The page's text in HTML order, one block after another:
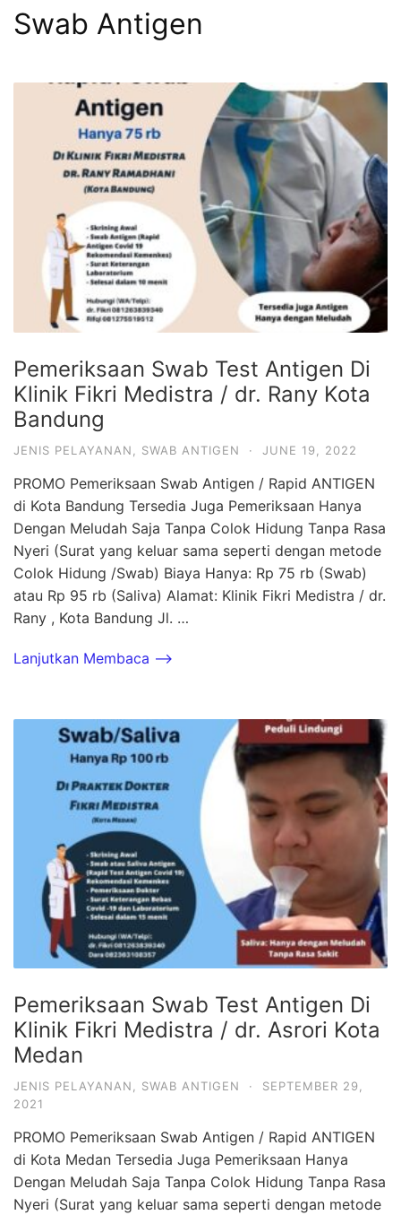
Swab Antigen
Pemeriksaan Swab Test Antigen Di
Klinik Fikri Medistra / dr. Rany Kota
Bandung
JENIS PELAYANAN SWAB ANTIGEN · JUNE 19, 2022
PROMO Pemeriksaan Swab Antigen / Rapid ANTIGEN
di Kota Bandung Tersedia Juga Pemeriksaan Hanya
Dengan Meludah Saja Tanpa Colok Hidung Tanpa Rasa
Nyeri (Surat yang keluar sama seperti dengan metode
Colok Hidung /Swab) Biaya Hanya: Rp 75 rb (Swab)
atau Rp 95 rb (Saliva) Alamat: Klinik Fikri Medistra / dr.
Rany , Kota Bandung Jl. …
Lanjutkan Membaca -->
Pemeriksaan Swab Test Antigen Di
Klinik Fikri Medistra / dr. Asrori Kota
Medan
JENIS PELAYANAN, SWAB ANTIGEN ·
SEPTEMBER 29,
2021
PROMO Pemeriksaan Swab Antigen / Rapid ANTIGEN
di Kota Medan Tersedia Juga Pemeriksaan Hanya
Dengan Meludah Saja Tanpa Colok Hidung Tanpa Rasa
Nyeri (Surat yang keluar sama seperti dengan metode